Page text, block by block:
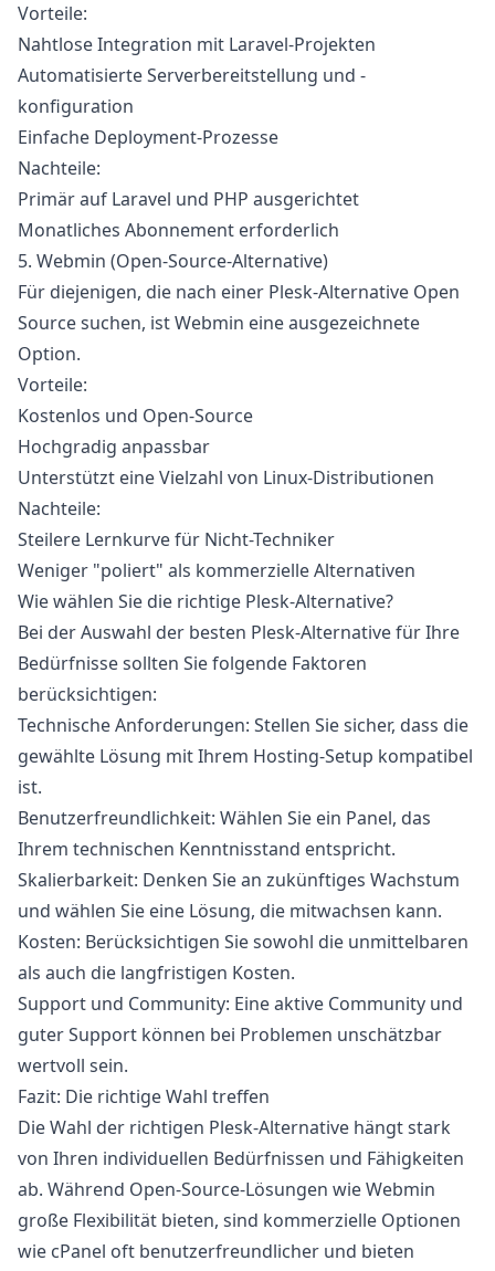
Vorteile:
Nahtlose Integration mit Laravel-Projekten
Automatisierte Serverbereitstellung und -
konfiguration
Einfache Deployment-Prozesse
Nachteile:
Primär auf Laravel und PHP ausgerichtet
Monatliches Abonnement erforderlich
5. Webmin (Open-Source-Alternative)
Für diejenigen, die nach einer Plesk-Alternative Open
Sourcesuchen, ist Webmin eine ausgezeichnete
Option.
Vorteile:
Kostenlos und Open-Source
Hochgradig anpassbar
Unterstützt eine Vielzahl von Linux-Distributionen
Nachteile:
Steilere Lernkurve für Nicht-Techniker
Weniger "poliert" als kommerzielle Alternativen
Wie wählen Sie die richtige Plesk-Alternative?
Bei der Auswahl der besten Plesk-Alternative für Ihre
Bedürfnisse sollten Sie folgende Faktoren
berücksichtigen:
Technische Anforderungen: Stellen Sie sicher, dass die
gewählte Lösung mit Ihrem Hosting-Setup kompatibel
ist.
Benutzerfreundlichkeit: Wählen Sie ein Panel, das
Ihrem technischen Kenntnisstand entspricht.
Skalierbarkeit: Denken Sie an zukünftiges Wachstum
und wählen Sie eine Lösung, die mitwachsen kann.
Kosten: Berücksichtigen Sie sowohl die unmittelbaren
als auch die langfristigen Kosten.
Support und Community: Eine aktive Community und
guter Support können bei Problemen unschätzbar
wertvoll sein.
Fazit: Die richtige Wahl treffen
Die Wahl der richtigen Plesk-Alternative hängt stark
von Ihren individuellen Bedürfnissen und Fähigkeiten
ab. Während Open-Source-Lösungen wie Webmin
große Flexibilität bieten, sind kommerzielle Optionen
wie cPanel oft benutzerfreundlicher und bieten